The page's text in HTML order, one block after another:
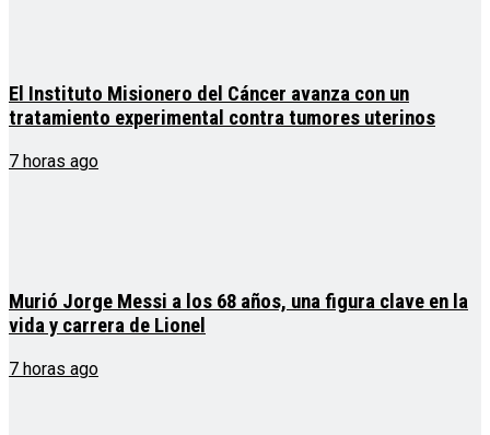
El Instituto Misionero del Cáncer avanza con un
tratamiento experimental contra tumores uterinos
7 horas ago
Murió Jorge Messi a los 68 años, una figura clave en la
vida y carrera de Lionel
7 horas ago